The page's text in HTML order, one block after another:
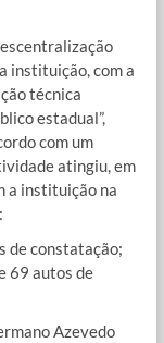
instituição, com a
técnica
estadual”,
com um
atingiu, em
a instituição na
de constatação;
69 autos de
Azevedo